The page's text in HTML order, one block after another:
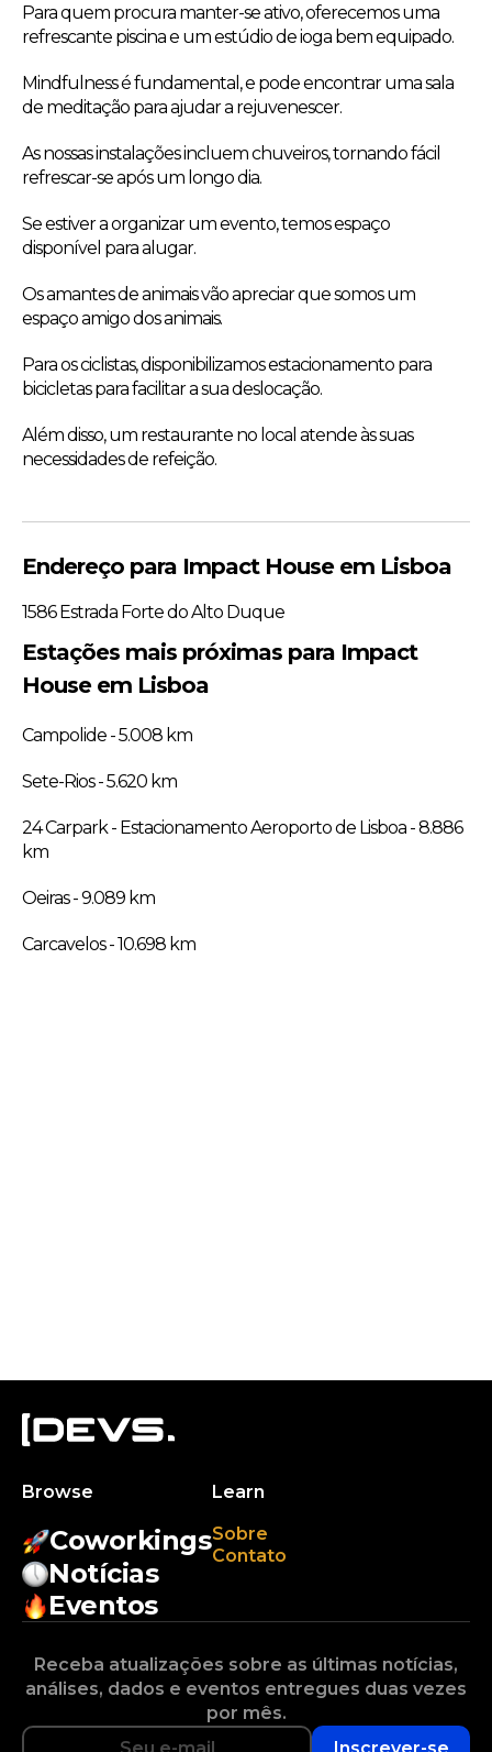
Para quem procura manter-se ativo, oferecemos uma
refrescante piscina e um estúdio de ioga bem equipado.
Mindfulness é fundamental, e pode encontrar uma sala
de meditação para ajudar a rejuvenescer.
As nossas instalações incluem chuveiros, tornando fácil
refrescar-se após um longo dia.
Se estiver a organizar um evento, temos espaço
disponível para alugar.
Os amantes de animais vão apreciar que somos um
espaço amigo dos animais.
Para os ciclistas, disponibilizamos estacionamento para
bicicletas para facilitar a sua deslocação.
Além disso, um restaurante no local atende às suas
necessidades de refeição.
Endereço para Impact House em Lisboa
1586 Estrada Forte do Alto Duque
Estações mais próximas para Impact
House em Lisboa
Campolide - 5.008 km
Sete-Rios - 5.620 km
24 Carpark - Estacionamento Aeroporto de Lisboa - 8.886
km
Oeiras - 9.089 km
Carcavelos - 10.698 km
Browse
Coworkings
Notícias
Eventos
Learn
Sobre
Contato
Receba atualizações sobre as últimas notícias,
análises, dados e eventos entregues duas vezes
por mês.